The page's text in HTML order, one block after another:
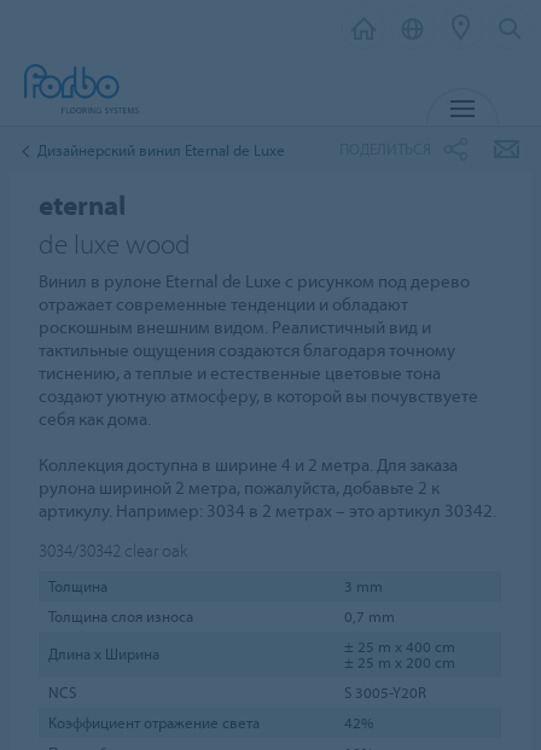
Дизайнерский винил Eternal de Luxe
eternal
de luxe wood
Винил в рулоне Eternal de Luxe с рисунком под дерево
отражает современные тенденции и обладают
роскошным внешним видом. Реалистичный вид и
тактильные ощущения создаются благодаря точному
тиснению, а теплые и естественные цветовые тона
создают уютную атмосферу, в которой вы почувствуете
себя как дома.
Коллекция доступна в ширине 4 и 2 метра. Для заказа
рулона шириной 2 метра, пожалуйста, добавьте 2 к
артикулу. Например: 3034 в 2 метрах – это артикул 30342.
3034/30342 clear oak
Толщина
3 mm
Толщина слоя износа
0,7 mm
Длина х Ширина
± 25 m x 400 cm
± 25 m x 200 cm
NCS
S 3005-Y20R
Коэффициент отражение света
42%